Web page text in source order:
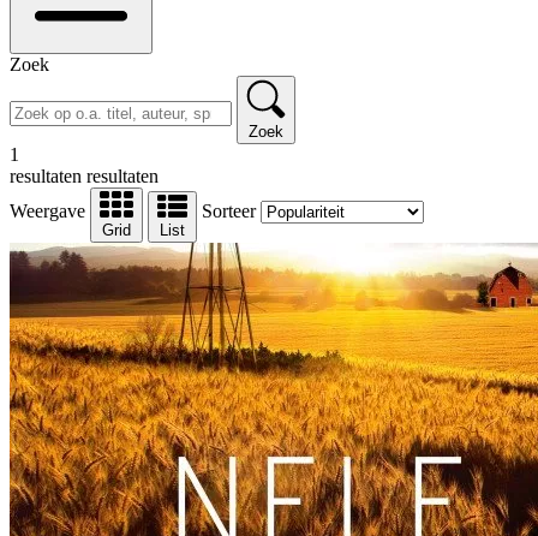
Zoek
Zoek
1
resultaten resultaten
Weergave
Grid List
Sorteer